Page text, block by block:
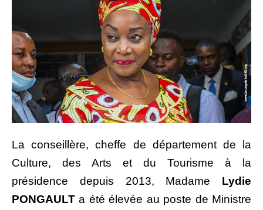
La conseillère, cheffe de département de la
Culture, des Arts et du Tourisme à la
présidence depuis 2013, Madame Lydie
PONGAULT a été élevée au poste de Ministre